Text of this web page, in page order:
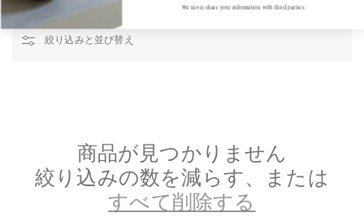
絞り込みと並び替え
商品が見つかりません
絞り込みの数を減らす、または
すべて削除する
We never share your information with third parties.